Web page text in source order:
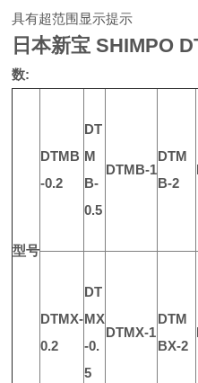
具有超范围显示提示
日本新宝 SHIMPO
数:
型号
DTMB
-0.2
DT
M
B-
0.5
DTMB-1
DTM
B-2
DTMX-
0.2
DT
MX
-0.
5
DTMX-1
DTM
BX-2